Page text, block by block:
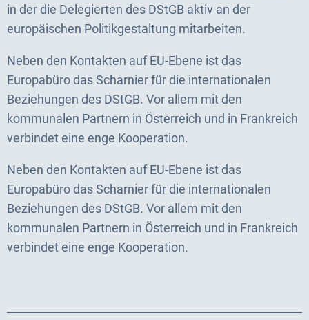
in der die Delegierten des DStGB aktiv an der
europäischen Politikgestaltung mitarbeiten.
Neben den Kontakten auf EU-Ebene ist das
Europabüro das Scharnier für die internationalen
Beziehungen des DStGB. Vor allem mit den
kommunalen Partnern in Österreich und in Frankreich
verbindet eine enge Kooperation.
Neben den Kontakten auf EU-Ebene ist das
Europabüro das Scharnier für die internationalen
Beziehungen des DStGB. Vor allem mit den
kommunalen Partnern in Österreich und in Frankreich
verbindet eine enge Kooperation.